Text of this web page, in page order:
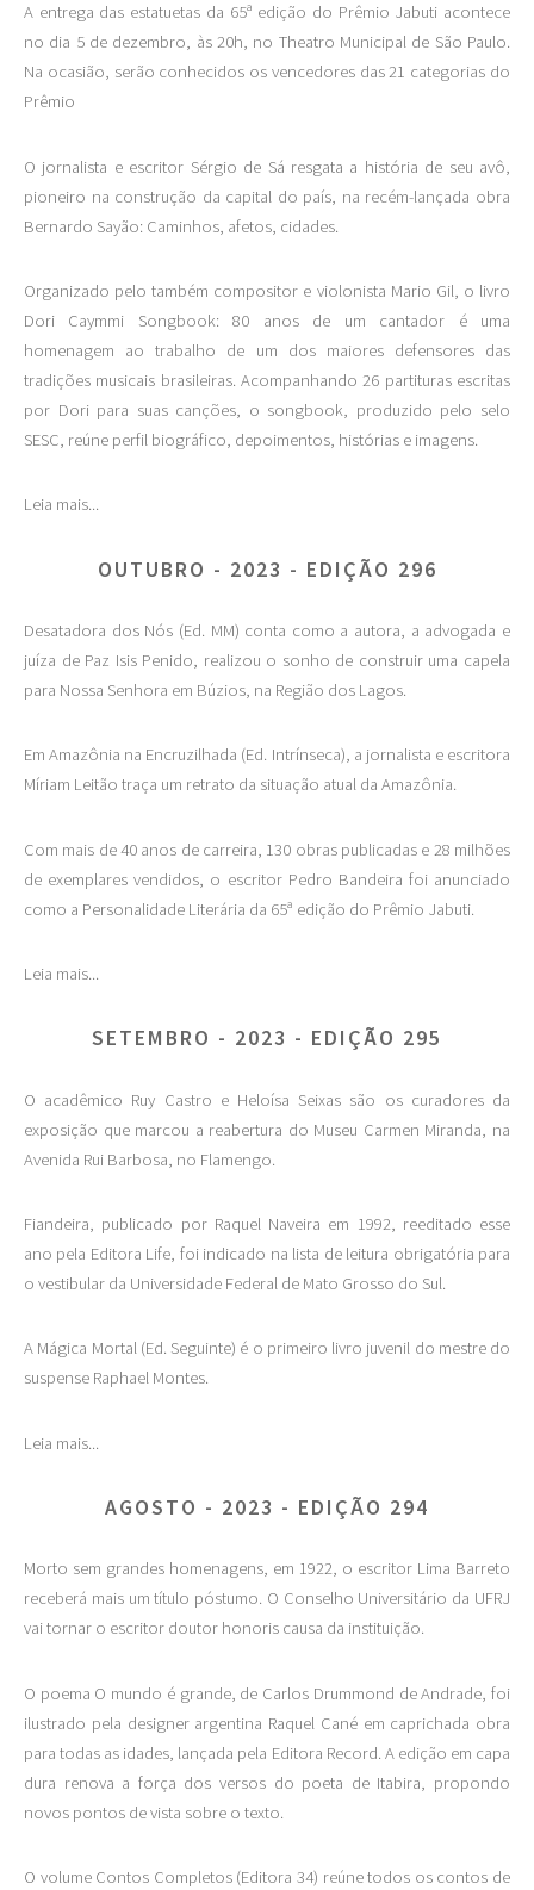
A entrega das estatuetas da 65ª edição do Prêmio Jabuti acontece
no dia 5 de dezembro, às 20h, no Theatro Municipal de São Paulo.
Na ocasião, serão conhecidos os vencedores das 21 categorias do
Prêmio
O jornalista e escritor Sérgio de Sá resgata a história de seu avô,
pioneiro na construção da capital do país, na recém-lançada obra
Bernardo Sayão: Caminhos, afetos, cidades.
Organizado pelo também compositor e violonista Mario Gil, o livro
Dori Caymmi Songbook: 80 anos de um cantador é uma
homenagem ao trabalho de um dos maiores defensores das
tradições musicais brasileiras. Acompanhando 26 partituras escritas
por Dori para suas canções, o songbook, produzido pelo selo
SESC, reúne perfil biográfico, depoimentos, histórias e imagens.
Leia mais...
OUTUBRO - 2023 - EDIÇÃO 296
Desatadora dos Nós (Ed. MM) conta como a autora, a advogada e
juíza de Paz Isis Penido, realizou o sonho de construir uma capela
para Nossa Senhora em Búzios, na Região dos Lagos.
Em Amazônia na Encruzilhada (Ed. Intrínseca), a jornalista e escritora
Míriam Leitão traça um retrato da situação atual da Amazônia.
Com mais de 40 anos de carreira, 130 obras publicadas e 28 milhões
de exemplares vendidos, o escritor Pedro Bandeira foi anunciado
como a Personalidade Literária da 65ª edição do Prêmio Jabuti.
Leia mais...
SETEMBRO - 2023 - EDIÇÃO 295
O acadêmico Ruy Castro e Heloísa Seixas são os curadores da
exposição que marcou a reabertura do Museu Carmen Miranda, na
Avenida Rui Barbosa, no Flamengo.
Fiandeira, publicado por Raquel Naveira em 1992, reeditado esse
ano pela Editora Life, foi indicado na lista de leitura obrigatória para
o vestibular da Universidade Federal de Mato Grosso do Sul.
A Mágica Mortal (Ed. Seguinte) é o primeiro livro juvenil do mestre do
suspense Raphael Montes.
Leia mais...
AGOSTO - 2023 - EDIÇÃO 294
Morto sem grandes homenagens, em 1922, o escritor Lima Barreto
receberá mais um título póstumo. O Conselho Universitário da UFRJ
vai tornar o escritor doutor honoris causa da instituição.
O poema O mundo é grande, de Carlos Drummond de Andrade, foi
ilustrado pela designer argentina Raquel Cané em caprichada obra
para todas as idades, lançada pela Editora Record. A edição em capa
dura renova a força dos versos do poeta de Itabira, propondo
novos pontos de vista sobre o texto.
O volume Contos Completos (Editora 34) reúne todos os contos de